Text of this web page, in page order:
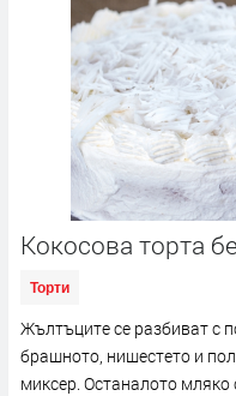
Кокосова торта
Торти
Жълтъците се разбиват с
брашното, нишестето и
миксер. Останалото мляко